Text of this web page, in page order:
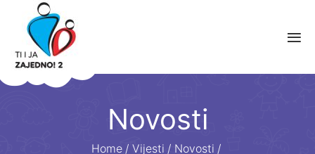
Novosti
Home / Vijesti / Novosti /